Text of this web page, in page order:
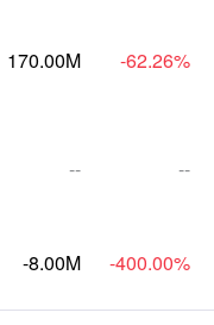
170.00M -62.26%
-- --
-8.00M -400.00%